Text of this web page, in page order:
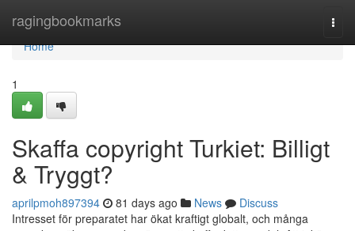
ragingbookmarks
Home
Home
1
Skaffa copyright Turkiet: Billigt
& Tryggt?
aprilpmoh897394 81 days ago News
Discuss
Intresset för preparatet har ökat kraftigt globalt, och många